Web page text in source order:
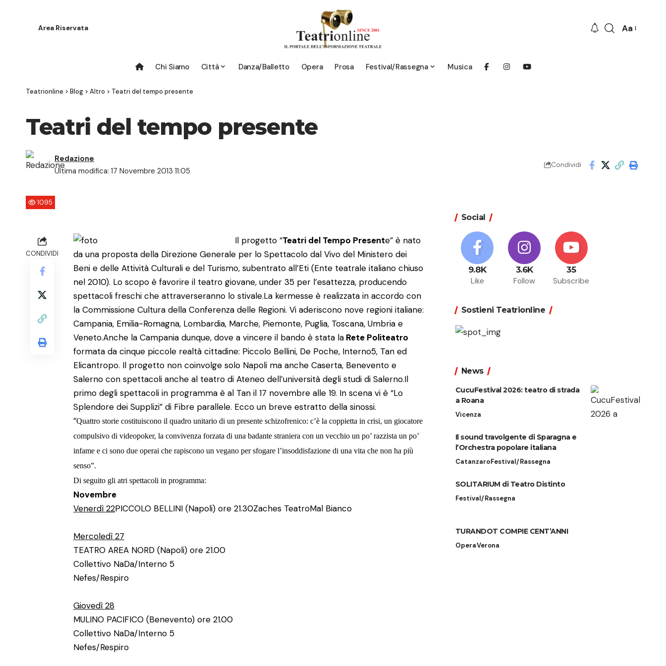
Area Riservata
Font
Aa
Chi Siamo Città Danza/Balletto Opera Prosa Festival/Rassegna Musica
Teatrionline > Blog > Altro > Teatri del tempo presente
Teatri del tempo presente
Ultima modifica: 17 Novembre 2013 11:05
Redazione
Condividi
1095
CONDIVIDI
Il progetto “Teatri del Tempo Presente” è nato
da una proposta della Direzione Generale per lo Spettacolo dal Vivo del Ministero dei
Beni e delle Attività Culturali e del Turismo, subentrato all’Eti (Ente teatrale italiano chiuso
nel 2010). Lo scopo è favorire il teatro giovane, under 35 per l’esattezza, producendo
spettacoli freschi che attraverseranno lo stivale.La kermesse è realizzata in accordo con
la Commissione Cultura della Conferenza delle Regioni. Vi aderiscono nove regioni italiane:
Campania, Emilia-Romagna, Lombardia, Marche, Piemonte, Puglia, Toscana, Umbria e
Veneto.Anche la Campania dunque, dove a vincere il bando è stata la Rete Politeatro
formata da cinque piccole realtà cittadine: Piccolo Bellini, De Poche, Interno5, Tan ed
Elicantropo. Il progetto non coinvolge solo Napoli ma anche Caserta, Benevento e
Salerno con spettacoli anche al teatro di Ateneo dell’università degli studi di Salerno.Il
primo degli spettacoli in programma è al Tan il 17 novembre alle 19. In scena vi è “Lo
Splendore dei Supplizi” di Fibre parallele. Ecco un breve estratto della sinossi.
“Quattro storie costituiscono il quadro unitario di un presente schizofrenico: c’è la coppietta in crisi, un giocatore
compulsivo di videopoker, la convivenza forzata di una badante straniera con un vecchio un po’ razzista un po’
infame e ci sono due operai che rapiscono un vegano per sfogare l’insoddisfazione di una vita che non ha più
senso”.
Di seguito gli atri spettacoli in programma:
Novembre
Venerdì 22PICCOLO BELLINI (Napoli) ore 21.30Zaches TeatroMal Bianco
Mercoledì 27
TEATRO AREA NORD (Napoli) ore 21.00
Collettivo NaDa/Interno 5
Nefes/Respiro
Giovedì 28
MULINO PACIFICO (Benevento) ore 21.00
Collettivo NaDa/Interno 5
Nefes/Respiro
Social
9.8K
Like
3.6K
Follow
35
Subscribe
Sostieni Teatrionline
News
CucuFestival 2026: teatro di strada
a Roana
Vicenza
Il sound travolgente di Sparagna e
l’Orchestra popolare italiana
CatanzaroFestival/Rassegna
SOLITARIUM di Teatro Distinto
Festival/Rassegna
TURANDOT COMPIE CENT’ANNI
OperaVerona